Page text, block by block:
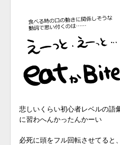
悲しいくらい初心者レベルの語
に習わへんかったんかーい
必死に頭をフル回転させてると